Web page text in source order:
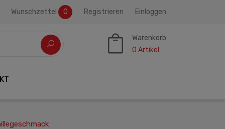
Wunschzettel 0 Registrieren Einloggen
Warenkorb
0 Artikel